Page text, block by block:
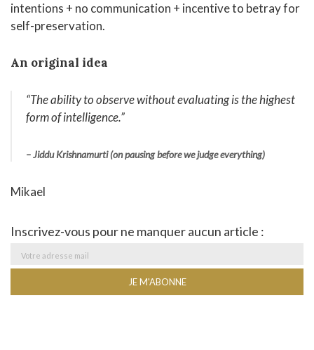
intentions + no communication + incentive to betray for
self-preservation.
An original idea
“The ability to observe without evaluating is the highest
form of intelligence.”
– Jiddu Krishnamurti (on pausing before we judge everything)
Mikael
Inscrivez-vous pour ne manquer aucun article :